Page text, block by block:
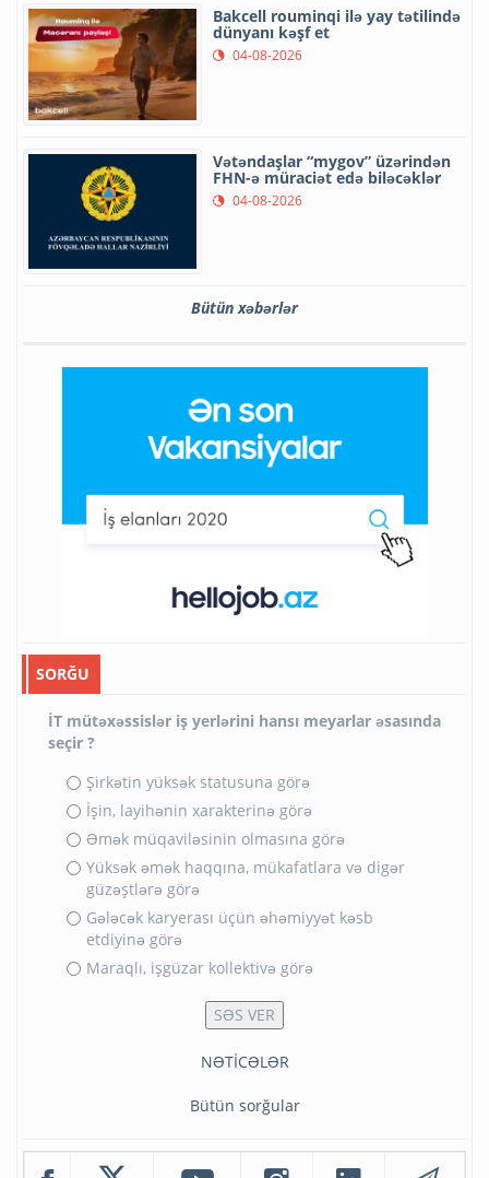
Bakcell rouminqi ilə yay tətilində
dünyanı kəşf et
04-08-2026
Vətəndaşlar “mygov” üzərindən
FHN-ə müraciət edə biləcəklər
04-08-2026
Bütün xəbərlər
SORĞU
İT mütəxəssislər iş yerlərini hansı meyarlar əsasında
seçir ?
Şirkətin yüksək statusuna görə
İşin, layihənin xarakterinə görə
Əmək müqaviləsinin olmasına görə
Yüksək əmək haqqına, mükafatlara və digər
güzəştlərə görə
Gələcək karyerası üçün əhəmiyyət kəsb
etdiyinə görə
Maraqlı, işgüzar kollektivə görə
NƏTİCƏLƏR
Bütün sorğular